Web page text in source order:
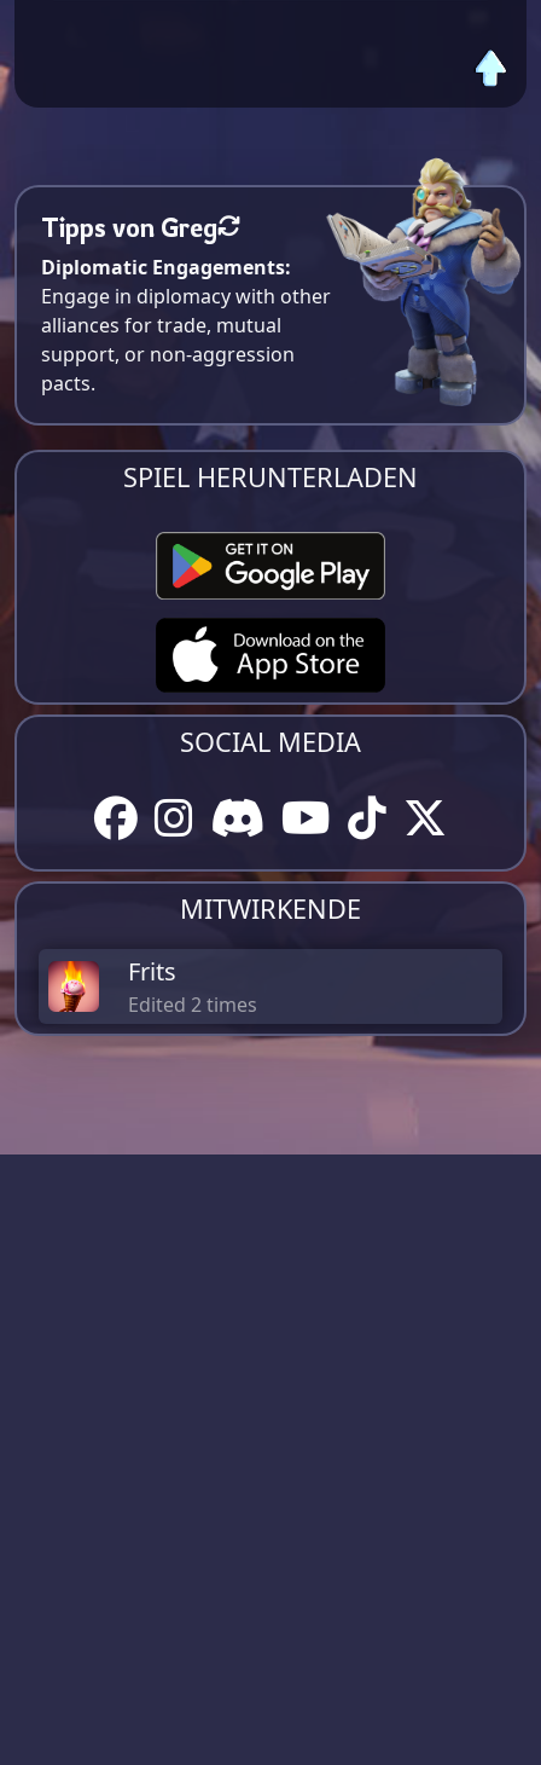
Tipps von Greg
Diplomatic Engagements:
Engage in diplomacy with other
alliances for trade, mutual
support, or non-aggression
pacts.
SPIEL HERUNTERLADEN
SOCIAL MEDIA
MITWIRKENDE
Frits
Edited 2 times